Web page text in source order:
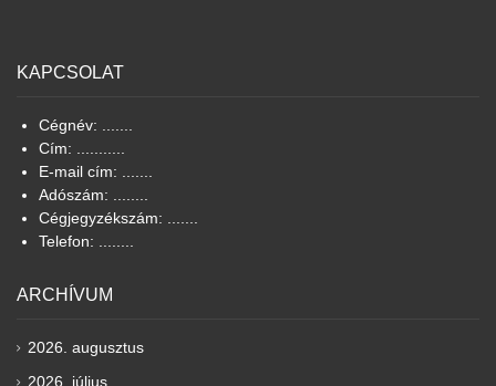
KAPCSOLAT
Cégnév: .......
Cím: ...........
E-mail cím: .......
Adószám: ........
Cégjegyzékszám: .......
Telefon: ........
ARCHÍVUM
2026. augusztus
2026. július